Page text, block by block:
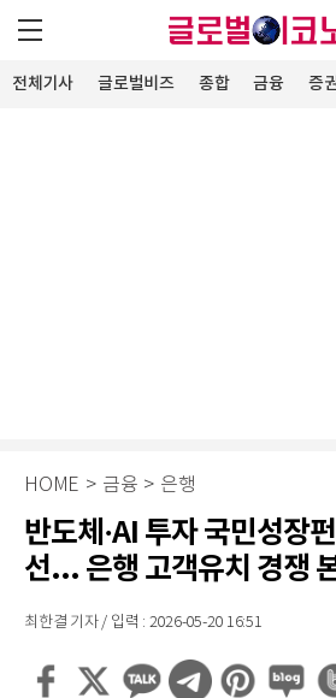
전체기사 글로벌비즈 종합 금융 증
HOME > 금융 > 은행
반도체·AI 투자 국민성장
선... 은행 고객유치 경쟁
최한결 기자 / 입력 : 2026-05-20 16:51